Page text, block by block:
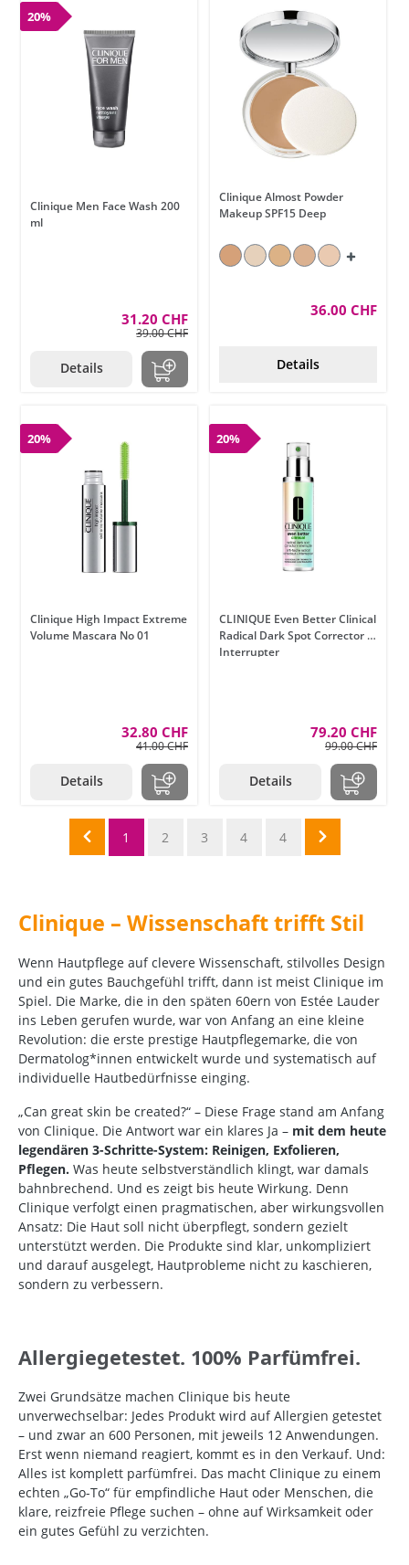
20%
Clinique Men Face Wash 200
ml
31.20 CHF
39.00 CHF
Details
Clinique Almost Powder
Makeup SPF15 Deep
36.00 CHF
Details
20%
Clinique High Impact Extreme
Volume Mascara No 01
32.80 CHF
41.00 CHF
Details
20%
CLINIQUE Even Better Clinical
Radical Dark Spot Corrector +
Interrupter
79.20 CHF
99.00 CHF
Details
1 2 3 4 4
Clinique – Wissenschaft trifft Stil
Wenn Hautpflege auf clevere Wissenschaft, stilvolles Design
und ein gutes Bauchgefühl trifft, dann ist meist Clinique im
Spiel. Die Marke, die in den späten 60ern von Estée Lauder
ins Leben gerufen wurde, war von Anfang an eine kleine
Revolution: die erste prestige Hautpflegemarke, die von
Dermatolog*innen entwickelt wurde und systematisch auf
individuelle Hautbedürfnisse einging.
„Can great skin be created?“ – Diese Frage stand am Anfang
von Clinique. Die Antwort war ein klares Ja – mit dem heute
legendären 3-Schritte-System: Reinigen, Exfolieren,
Pflegen. Was heute selbstverständlich klingt, war damals
bahnbrechend. Und es zeigt bis heute Wirkung. Denn
Clinique verfolgt einen pragmatischen, aber wirkungsvollen
Ansatz: Die Haut soll nicht überpflegt, sondern gezielt
unterstützt werden. Die Produkte sind klar, unkompliziert
und darauf ausgelegt, Hautprobleme nicht zu kaschieren,
sondern zu verbessern.
Allergiegetestet. 100% Parfümfrei.
Zwei Grundsätze machen Clinique bis heute
unverwechselbar: Jedes Produkt wird auf Allergien getestet
– und zwar an 600 Personen, mit jeweils 12 Anwendungen.
Erst wenn niemand reagiert, kommt es in den Verkauf. Und:
Alles ist komplett parfümfrei. Das macht Clinique zu einem
echten „Go-To“ für empfindliche Haut oder Menschen, die
klare, reizfreie Pflege suchen – ohne auf Wirksamkeit oder
ein gutes Gefühl zu verzichten.